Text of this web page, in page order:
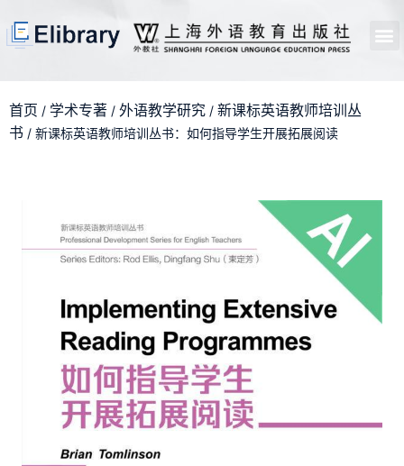
首页 / 学术专著 / 外语教学研究 / 新课标英语教师培训丛
书 / 新课标英语教师培训丛书：如何指导学生开展拓展阅读